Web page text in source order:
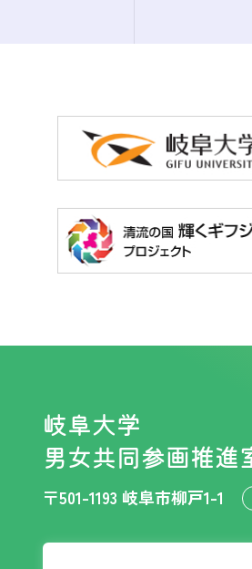
岐阜大学
男女共同参画推進
〒501-1193 岐阜市柳戸1-1